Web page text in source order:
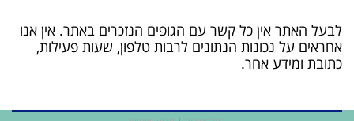
לבעל האתר אין כל קשר עם הגופים הנזכרים באתר. אין אנו
אחראים על נכונות הנתונים לרבות טלפון, שעות פעילות,
כתובת ומידע אחר.